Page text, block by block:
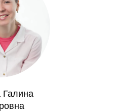
Галина